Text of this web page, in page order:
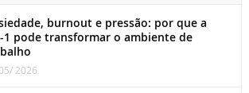
burnout e pressão: por que a
1 pode transformar o ambiente de
2026